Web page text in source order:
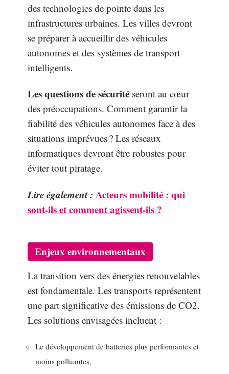
des technologies de pointe dans les
infrastructures urbaines. Les villes devront
se préparer à accueillir des véhicules
autonomes et des systèmes de transport
intelligents.
Les questions de sécurité seront au cœur
des préoccupations. Comment garantir la
fiabilité des véhicules autonomes face à des
situations imprévues ? Les réseaux
informatiques devront être robustes pour
éviter tout piratage.
Lire également : Acteurs mobilité : qui
sont-ils et comment agissent-ils ?
Enjeux environnementaux
La transition vers des énergies renouvelables
est fondamentale. Les transports représentent
une part significative des émissions de CO2.
Les solutions envisagées incluent :
Le développement de batteries plus performantes et
moins polluantes,